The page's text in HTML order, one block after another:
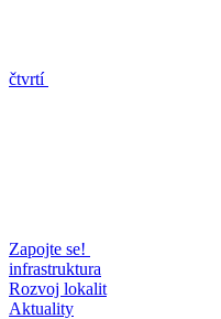
čtvrtí
Zapojte se!
infrastruktura
Rozvoj lokalit
Aktuality